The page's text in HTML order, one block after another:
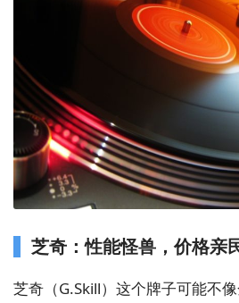
芝奇：性能怪兽，价格亲
芝奇（G.Skill）这个牌子可能不